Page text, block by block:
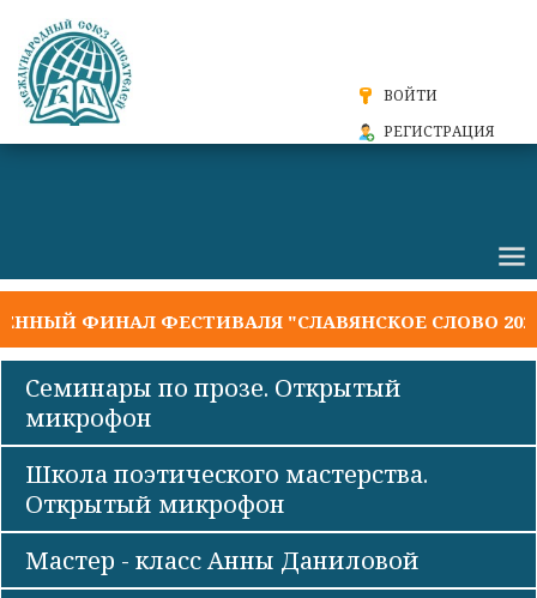
ВОЙТИ
РЕГИСТРАЦИЯ
ФИНАЛ ФЕСТИВАЛЯ "СЛАВЯНСКОЕ СЛОВО 2026"
Семинары по прозе. Открытый
микрофон
Школа поэтического мастерства.
Открытый микрофон
Мастер - класс Анны Даниловой